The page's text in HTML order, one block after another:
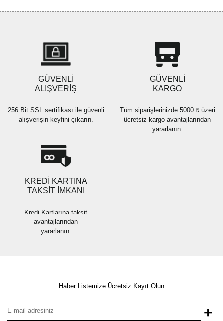
Ürün açıklamasında eksik bilgiler bulunuyor.
Ürün bilgilerinde hatalar bulunuyor.
Ürün fiyatı diğer sitelerden daha pahalı.
Bu ürüne benzer farklı alternatifler olmalı.
GÜVENLİ
ALIŞVERİŞ
256 Bit SSL sertifikası ile güvenli
alışverişin keyfini çıkarın.
GÜVENLİ
KARGO
Tüm siparişlerinizde 5000 ₺ üzeri
ücretsiz kargo avantajlarından
yararlanın.
KREDİ KARTINA
TAKSİT İMKANI
Kredi Kartlarına taksit
avantajlarından
yararlanın.
Haber Listemize Ücretsiz Kayıt Olun
+